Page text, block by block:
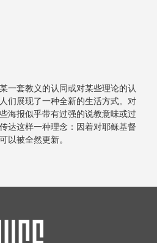
一套教义的认同或对某些理论的认
们展现了一种全新的生活方式。对
海报似乎带有过强的说教意味或过
达这样一种理念：因着对耶稣基督
以被全然更新。